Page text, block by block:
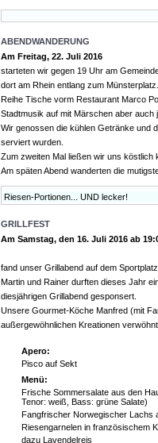
ABENDWANDERUNG
Am Freitag, 22. Juli 2016
starteten wir gegen 19 Uhr am
dort am Rhein entlang zum
Reihe Tische vorm Restaurant Marco
Stadtmusik auf mit Märschen aber auch
Wir genossen die kühlen Getränke und
serviert wurden.
Zum zweiten Mal ließen wir uns köstlich
Am späten Abend wanderten die
Riesen-Portionen... UND lecker!
GRILLFEST
Am Samstag, den 16. Juli 2016 ab
fand unser Grillabend auf dem
Martin und Rainer durften dieses Jahr
diesjährigen Grillabend gesponsert.
Unsere Gourmet-Köche Manfred (mit
außergewöhnlichen Kreationen
Apero:
Pisco auf Sekt
Menü:
Frische Sommersalate aus den
Tenor: weiß, Bass: grüne Salate)
Fangfrischer Norwegischer Lachs
Riesengarnelen in französischem
dazu Lavendelreis